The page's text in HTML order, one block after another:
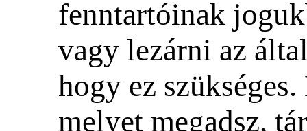
fenntartóinak
vagy lezárni az
hogy ez
melyet megadsz,